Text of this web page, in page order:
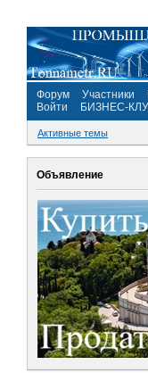
Форум Участники
Войти
БИЗНЕС-
Активные темы
Объявление